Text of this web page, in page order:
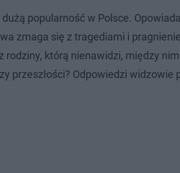
popularność w Polsce.
zmaga się z tragediami i
rodziny, którą nienawidzi, między
przeszłości? Odpowiedzi widzowie